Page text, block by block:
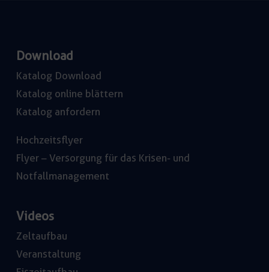
Download
Katalog Download
Katalog online blättern
Katalog anfordern
Hochzeitsflyer
Flyer – Versorgung für das Krisen- und
Notfallmanagement
Videos
Zeltaufbau
Veranstaltung